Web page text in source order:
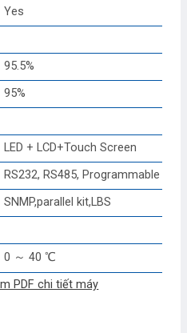
Yes
95.5%
95%
LED + LCD+Touch Screen
RS232, RS485, Programmable dry
SNMP,parallel kit,LBS
0 ～ 40 ℃
-40 ～ 70 ℃
PDF chi tiết máy